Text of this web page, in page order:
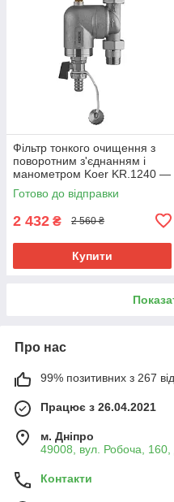
Фільтр тонкого очищення з
поворотним з'єднанням і
манометром Koer KR.1240 —
3/4" (KR5879)
Готово до відправки
2 432 ₴ 2 560 ₴
Купити
Про нас
99% позитивних з 267
Працює з 26.04.2021
м. Дніпро
49008, вул. Робоча, 160,
Контакти